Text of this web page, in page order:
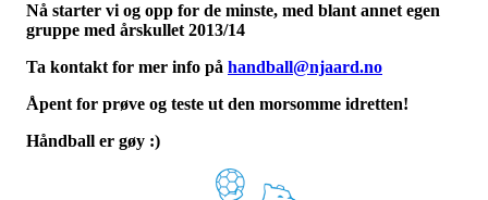
Nå starter vi og opp for de minste, med blant annet egen
gruppe med årskullet 2013/14
Ta kontakt for mer info på handball@njaard.no
Åpent for prøve og teste ut den morsomme idretten!
Håndball er gøy :)